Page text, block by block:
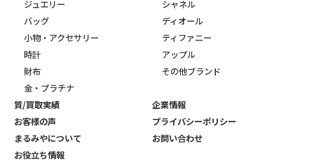
ジュエリー
バッグ
小物・アクセサリー
時計
財布
金・プラチナ
シャネル
ディオール
ティファニー
アップル
その他ブランド
質/買取実績
お客様の声
まるみやについて
お役立ち情報
企業情報
プライバシーポリシー
お問い合わせ